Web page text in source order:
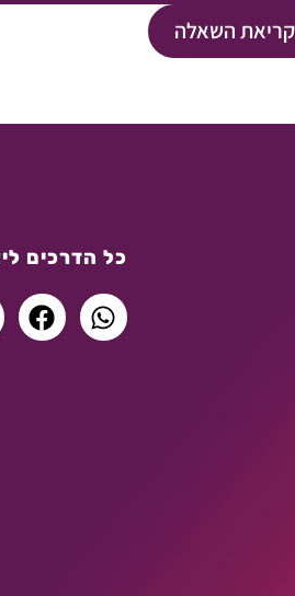
קריאת השאלה
כל הדרכים